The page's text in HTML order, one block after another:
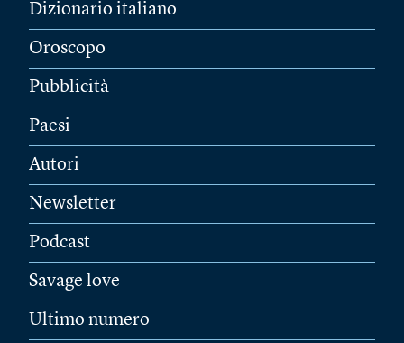
Dizionario italiano
Oroscopo
Pubblicità
Paesi
Autori
Newsletter
Podcast
Savage love
Ultimo numero